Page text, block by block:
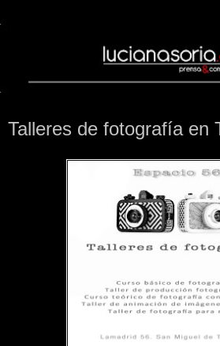
Talleres de fotografía en